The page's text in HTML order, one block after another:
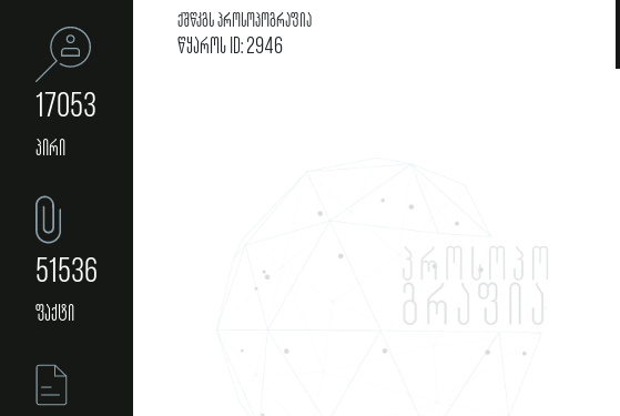
17053
პირი
51536
ფაქტი
ქშწკგს პროსოპოგრაფია
წყაროს ID: 2946